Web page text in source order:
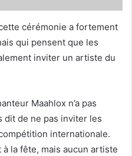
cérémonie a fortement
qui pensent que les
inviter un artiste du
Maahlox n’a pas
dit de ne pas inviter les
internationale.
à la fête, mais aucun artiste